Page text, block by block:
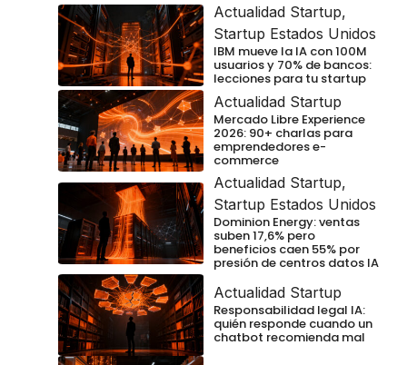
Actualidad Startup,
Startup Estados Unidos
IBM mueve la IA con 100M
usuarios y 70% de bancos:
lecciones para tu startup
Actualidad Startup
Mercado Libre Experience
2026: 90+ charlas para
emprendedores e-
commerce
Actualidad Startup,
Startup Estados Unidos
Dominion Energy: ventas
suben 17,6% pero
beneficios caen 55% por
presión de centros datos IA
Actualidad Startup
Responsabilidad legal IA:
quién responde cuando un
chatbot recomienda mal